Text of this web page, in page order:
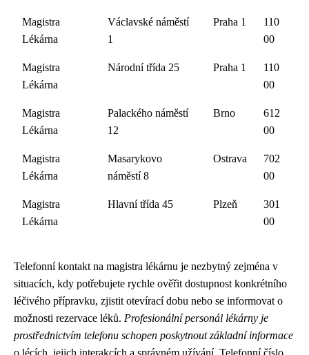
Magistra
Lékárna
Václavské náměstí
1
Praha 1
110
00
Magistra
Lékárna
Národní třída 25 Praha 1
110
00
Magistra
Lékárna
Palackého náměstí
12
Brno
612
00
Magistra
Lékárna
Masarykovo
náměstí 8
Ostrava
702
00
Magistra
Lékárna
Hlavní třída 45 Plzeň
301
00
Telefonní kontakt na magistra lékárnu je nezbytný zejména v
situacích, kdy potřebujete rychle ověřit dostupnost konkrétního
léčivého přípravku, zjistit otevírací dobu nebo se informovat o
možnosti rezervace léků. Profesionální personál lékárny je
prostřednictvím telefonu schopen poskytnout základní informace
o lécích, jejich interakcích a správném užívání. Telefonní číslo